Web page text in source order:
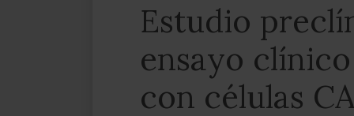
Estudio
ensayo
con células